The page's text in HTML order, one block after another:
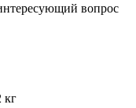
вопрос
кг